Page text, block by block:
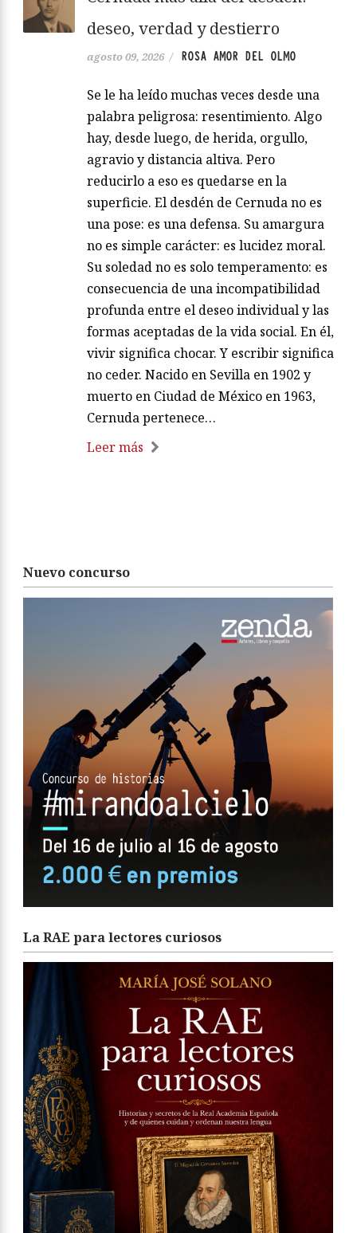
deseo, verdad y destierro
agosto 09, 2026 / ROSA AMOR DEL OLMO
Se le ha leído muchas veces desde una
palabra peligrosa: resentimiento. Algo
hay, desde luego, de herida, orgullo,
agravio y distancia altiva. Pero
reducirlo a eso es quedarse en la
superficie. El desdén de Cernuda no es
una pose: es una defensa. Su amargura
no es simple carácter: es lucidez moral.
Su soledad no es solo temperamento: es
consecuencia de una incompatibilidad
profunda entre el deseo individual y las
formas aceptadas de la vida social. En él,
vivir significa chocar. Y escribir significa
no ceder. Nacido en Sevilla en 1902 y
muerto en Ciudad de México en 1963,
Cernuda pertenece…
Leer más
Nuevo concurso
La RAE para lectores curiosos